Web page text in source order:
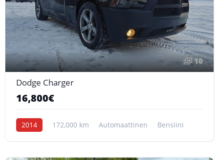
10
Dodge Charger
16,800€
2014 172,000 km Automaattinen Bensiini